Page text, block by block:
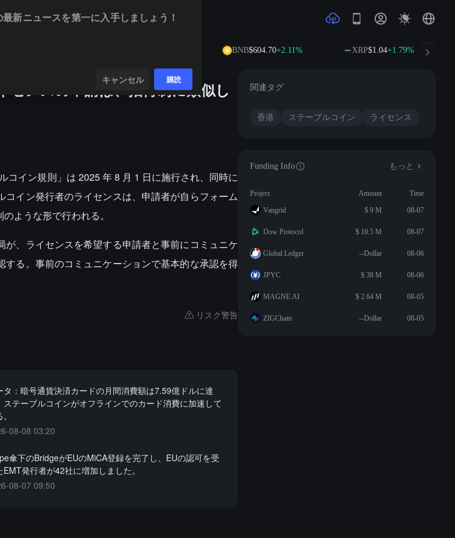
BNB$604.70+2.11% XRP$1.04+1.79%
センスの申請は、招待制に類似し
イン規則」は 2025 年 8 月 1 日に施行され、同時に
イン発行者のライセンスは、申請者が自らフォーム
ような形で行われる。
が、ライセンスを希望する申請者と事前にコミュニケ
る。事前のコミュニケーションで基本的な承認を得
リスク警告
タ：暗号通貨決済カードの月間消費額は7.59億ドルに達
ステーブルコインがオフラインでのカード消費に加速して
08-08 03:20
傘下のBridgeがEUのMiCA登録を完了し、EUの認可を受
EMT発行者が42社に増加しました。
08-07 09:50
関連タグ
香港 ステーブルコイン ライセンス
Funding Info もっと
Project Amount
Time
Vangrid
$ 9 M 08-07
Dow Protocol $ 10.5 M 08-07
Global Ledger --Dollar 08-06
JPYC $ 38 M 08-06
MAGNE.AI $ 2.64 M 08-05
ZIGChain --Dollar 08-05
最新ニュースを第一に入手しましょう！
キャンセル 購読